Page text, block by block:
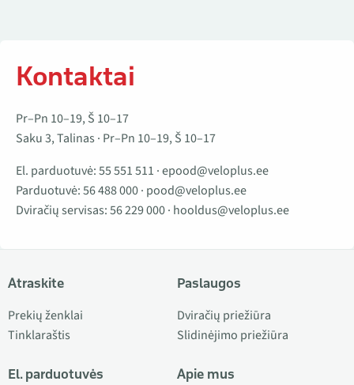
Kontaktai
Pr–Pn 10–19, Š 10–17
Saku 3, Talinas · Pr–Pn 10–19, Š 10–17
El. parduotuvė:55 551 511 ·epood@veloplus.ee
Parduotuvė:56 488 000· pood@veloplus.ee
Dviračių servisas:56 229 000· hooldus@veloplus.ee
Atraskite
Prekių ženklai
Tinklaraštis
El. parduotuvės
Paslaugos
Dviračių priežiūra
Slidinėjimo priežiūra
Apie mus